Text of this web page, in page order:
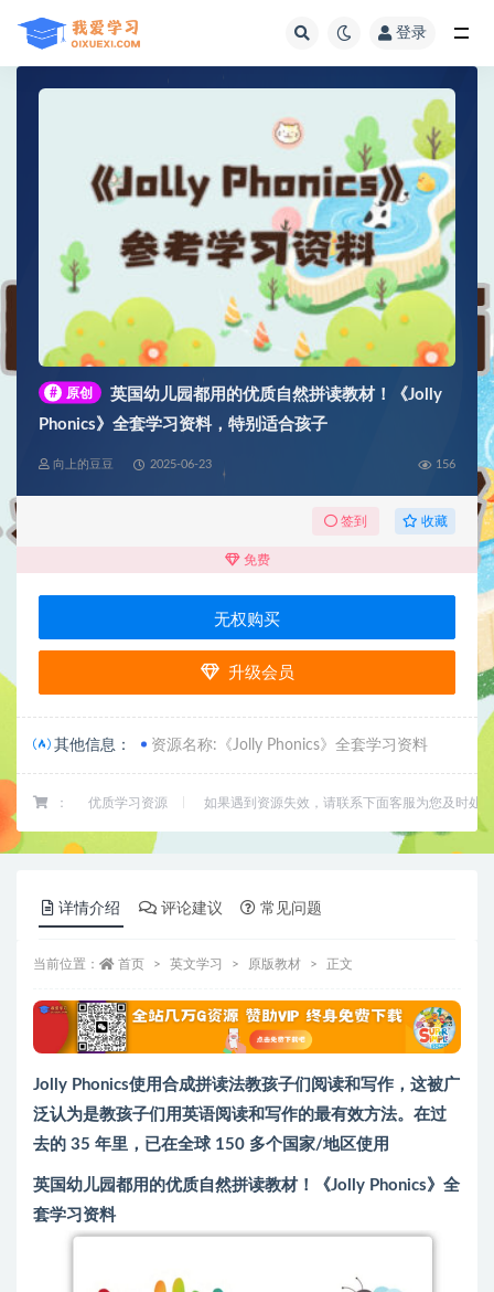
登录
# 原创
英国幼儿园都用的优质自然拼读教材！《Jolly
Phonics》全套学习资料，特别适合孩子
向上的豆豆 2025-06-23 156
签到 收藏
免费
无权购买
升级会员
其他信息： 资源名称:《Jolly Phonics》全套学习资料
： 优质学习资源 如果遇到资源失效，请联系下面客服为您及时处理
详情介绍 评论建议 常见问题
当前位置： 首页 英文学习 原版教材 正文
Jolly Phonics使用合成拼读法教孩子们阅读和写作，这被广
泛认为是教孩子们用英语阅读和写作的最有效方法。在过
去的 35 年里，已在全球 150 多个国家/地区使用
英国幼儿园都用的优质自然拼读教材！《Jolly Phonics》全
套学习资料